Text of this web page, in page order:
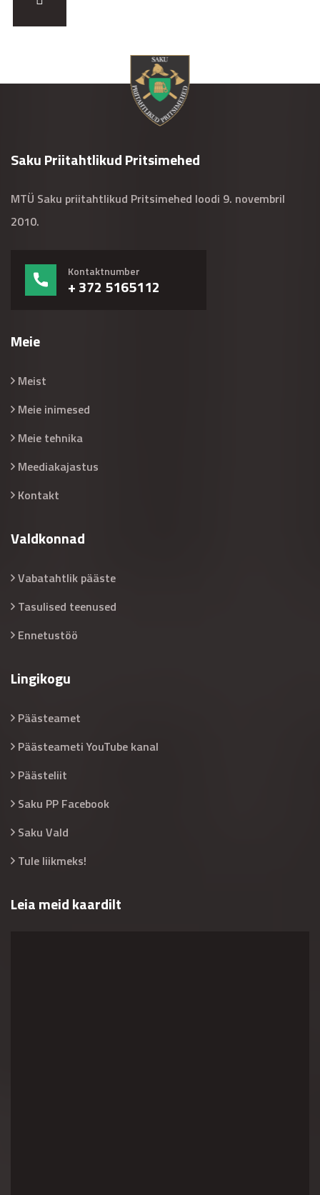
Saku Priitahtlikud Pritsimehed
MTÜ Saku priitahtlikud Pritsimehed loodi 9. novembril
2010.
Kontaktnumber
+ 372 5165112
Meie
Meist
Meie inimesed
Meie tehnika
Meediakajastus
Kontakt
Valdkonnad
Vabatahtlik pääste
Tasulised teenused
Ennetustöö
Lingikogu
Päästeamet
Päästeameti YouTube kanal
Päästeliit
Saku PP Facebook
Saku Vald
Tule liikmeks!
Leia meid kaardilt